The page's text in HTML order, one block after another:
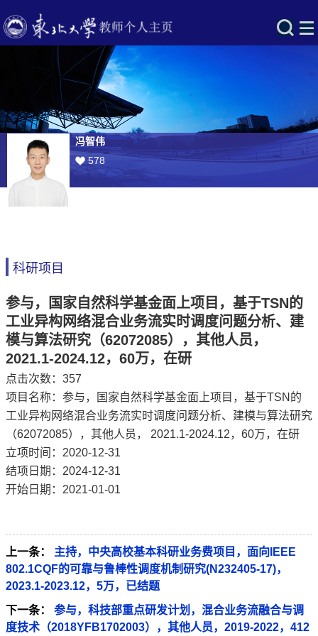
冯智伟
578
科研项目
参与，国家自然科学基金面上项目，基于TSN的
工业异构网络混合业务流实时调度问题分析、建
模与算法研究（62072085），其他人员，
2021.1-2024.12，60万，在研
点击次数： 357
项目名称：参与，国家自然科学基金面上项目，基于TSN的
工业异构网络混合业务流实时调度问题分析、建模与算法研究
（62072085），其他人员， 2021.1-2024.12，60万，在研
立项时间：2020-12-31
结项日期：2024-12-31
开始日期：2021-01-01
上一条：
主持，中央高校基本科研业务费项目，面向IEEE
802.1CQF的可靠与鲁棒性调度机制研究(N232405-17)，
2023.1-2023.12，5万，已结题
下一条：
参与，科技部重点研发计划，混合业务流融合与调
度技术（2018YFB1702003），其他人员，2019-2022，412